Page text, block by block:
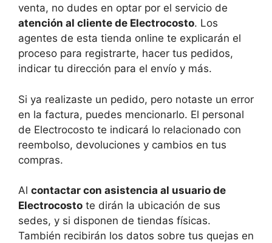
venta, no dudes en optar por el servicio de
atención al cliente de Electrocosto. Los
agentes de esta tienda online te explicarán el
proceso para registrarte, hacer tus pedidos,
indicar tu dirección para el envío y más.
Si ya realizaste un pedido, pero notaste un error
en la factura, puedes mencionarlo. El personal
de Electrocosto te indicará lo relacionado con
reembolso, devoluciones y cambios en tus
compras.
Al contactar con asistencia al usuario de
Electrocosto te dirán la ubicación de sus
sedes, y si disponen de tiendas físicas.
También recibirán los datos sobre tus quejas en